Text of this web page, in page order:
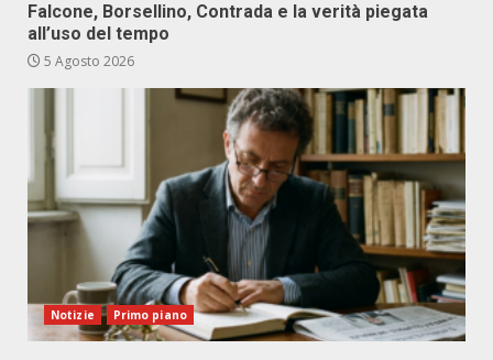
Falcone, Borsellino, Contrada e la verità piegata
all’uso del tempo
5 Agosto 2026
Notizie Primo piano